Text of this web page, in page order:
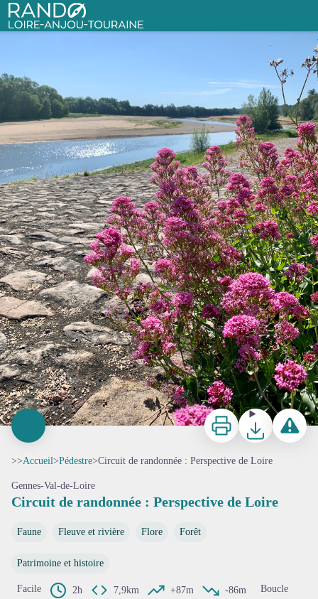
Rando Loire-Anjou-Touraine
Circuit de randonnée : Perspective de Loire
Vue sur Loire - Aude Genevaise - SPL SVLT
ImprimerTéléchargerSignaler
>>Accueil>Pédestre>Circuit de randonnée : Perspective de Loire
Gennes-Val-de-Loire
Circuit de randonnée : Perspective de Loire
Faune Fleuve et rivière Flore Forêt
Patrimoine et histoire
Facile 2h 7,9km +87m -86m
Boucle